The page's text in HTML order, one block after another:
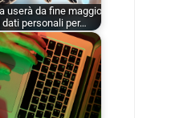
userà da fine maggio
dati personali per…